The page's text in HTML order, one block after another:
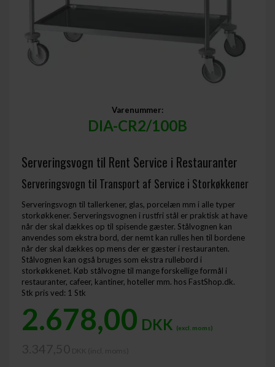
Varenummer:
DIA-CR2/100B
Serveringsvogn til Rent Service i Restauranter
Serveringsvogn til Transport af Service i Storkøkkener
Serveringsvogn til tallerkener, glas, porcelæn mm i alle typer
storkøkkener. Serveringsvognen i rustfri stål er praktisk at have
når der skal dækkes op til spisende gæster. Stålvognen kan
anvendes som ekstra bord, der nemt kan rulles hen til bordene
når der skal dækkes op mens der er gæster i restauranten.
Stålvognen kan også bruges som ekstra rullebord i
storkøkkenet. Køb stålvogne til mange forskellige formål i
restauranter, cafeer, kantiner, hoteller mm. hos FastShop.dk.
Stk pris ved: 1 Stk
2.678,00 DKK (excl. moms)